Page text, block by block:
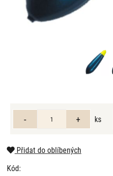
ks
Přidat do oblíbených
Kód: